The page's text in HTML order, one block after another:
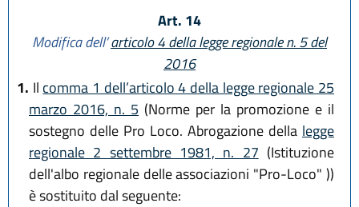
Art. 14
Modifica dell’articolo 4 della legge regionale n. 5 del
2016
1. Il comma 1 dell’articolo 4 della legge regionale 25
marzo 2016, n. 5 (Norme per la promozione e il
sostegno delle Pro Loco. Abrogazione della legge
regionale 2 settembre 1981, n. 27 (Istituzione
dell'albo regionale delle associazioni "Pro-Loco" ))
è sostituito dal seguente: